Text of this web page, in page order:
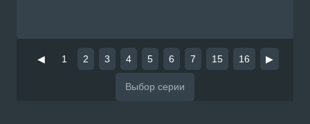
◀ 1 2 3 4 5 6 7 15 16 ▶